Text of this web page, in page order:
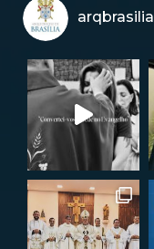
arqbrasilia